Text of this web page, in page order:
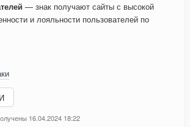
— знак получают сайты с высокой
и лояльности пользователей по
16.04.2024 18:22